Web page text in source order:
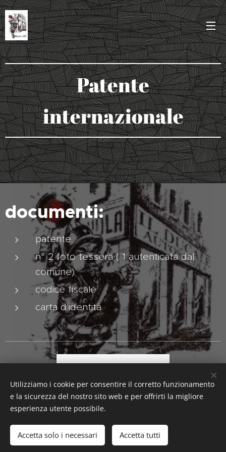
Patente
internazionale
documenti:
patente
n° 2 foto tessera ( 1 autenticata dal
comune)
codice fiscale
carta d'identità
Creato con Webnode Cookies
Utilizziamo i cookie per consentire il corretto funzionamento
e la sicurezza del nostro sito web e per offrirti la migliore
esperienza utente possibile.
Accetta solo i necessari Accetta tutti